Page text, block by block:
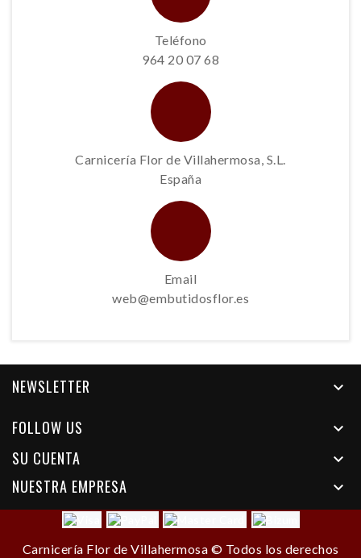
Teléfono
964 20 07 68
Carnicería Flor de Villahermosa, S.L.
España
Email
web@embutidosflor.es
NEWSLETTER 
FOLLOW US 
SU CUENTA 
NUESTRA EMPRESA 
Carnicería Flor de Villahermosa © Todos los derechos